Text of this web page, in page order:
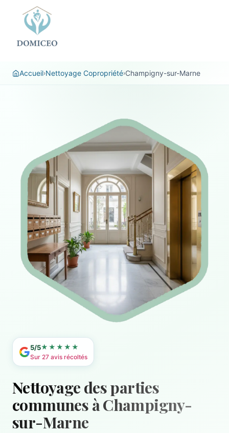
Accueil›Nettoyage Copropriété›Champigny-sur-Marne
5/5★★★★★
Sur 27 avis récoltés
Nettoyage des parties
communes à Champigny-
sur-Marne
Panneau de gestion des cookies